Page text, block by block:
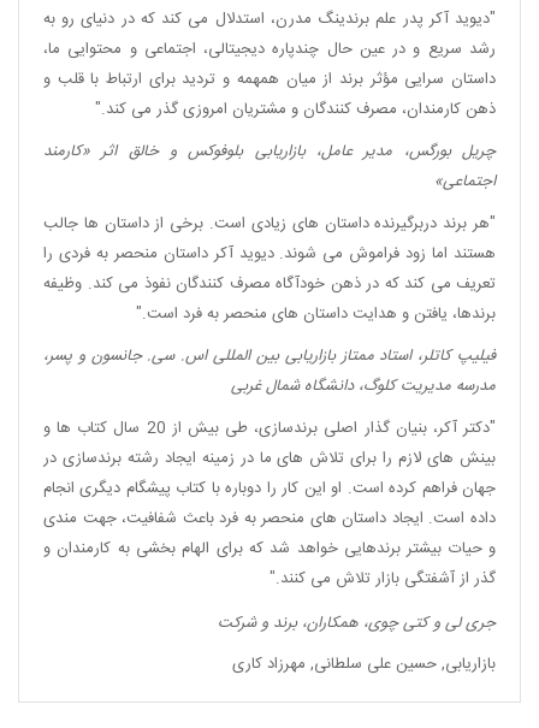
"دیوید آکر پدر علم برندینگ مدرن، استدلال می کند که در دنیای رو به
رشد سریع و در عین حال چندپاره دیجیتالی، اجتماعی و محتوایی ما،
داستان سرایی مؤثر برند از میان همهمه و تردید برای ارتباط با قلب و
ذهن کارمندان، مصرف کنندگان و مشتریان امروزی گذر می کند."
چریل بورگس، مدیر عامل، بازاریابی بلوفوکس و خالق اثر «کارمند
اجتماعی»
"هر برند دربرگیرنده داستان های زیادی است. برخی از داستان ها جالب
هستند اما زود فراموش می شوند. دیوید آکر داستان منحصر به فردی را
تعریف می کند که در ذهن خودآگاه مصرف کنندگان نفوذ می کند. وظیفه
برندها، یافتن و هدایت داستان های منحصر به فرد است."
فیلیپ کاتلر، استاد ممتاز بازاریابی بین المللی اس. سی. جانسون و پسر،
مدرسه مدیریت کلوگ، دانشگاه شمال غربی
"دکتر آکر، بنیان گذار اصلی برندسازی، طی بیش از 20 سال کتاب ها و
بینش های لازم را برای تلاش های ما در زمینه ایجاد رشته برندسازی در
جهان فراهم کرده است. او این کار را دوباره با کتاب پیشگام دیگری انجام
داده است. ایجاد داستان های منحصر به فرد باعث شفافیت، جهت مندی
و حیات بیشتر برندهایی خواهد شد که برای الهام بخشی به کارمندان و
گذر از آشفتگی بازار تلاش می کنند."
جری لی و کتی چوی، همکاران، برند و شرکت
بازاریابی,حسین علی سلطانی, مهرزاد کاری